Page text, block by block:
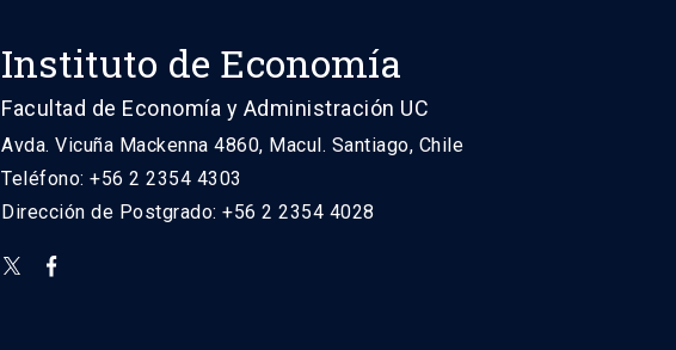
Instituto de Economía
Facultad de Economía y Administración UC
Avda. Vicuña Mackenna 4860, Macul. Santiago, Chile
Teléfono: +56 2 2354 4303
Dirección de Postgrado: +56 2 2354 4028